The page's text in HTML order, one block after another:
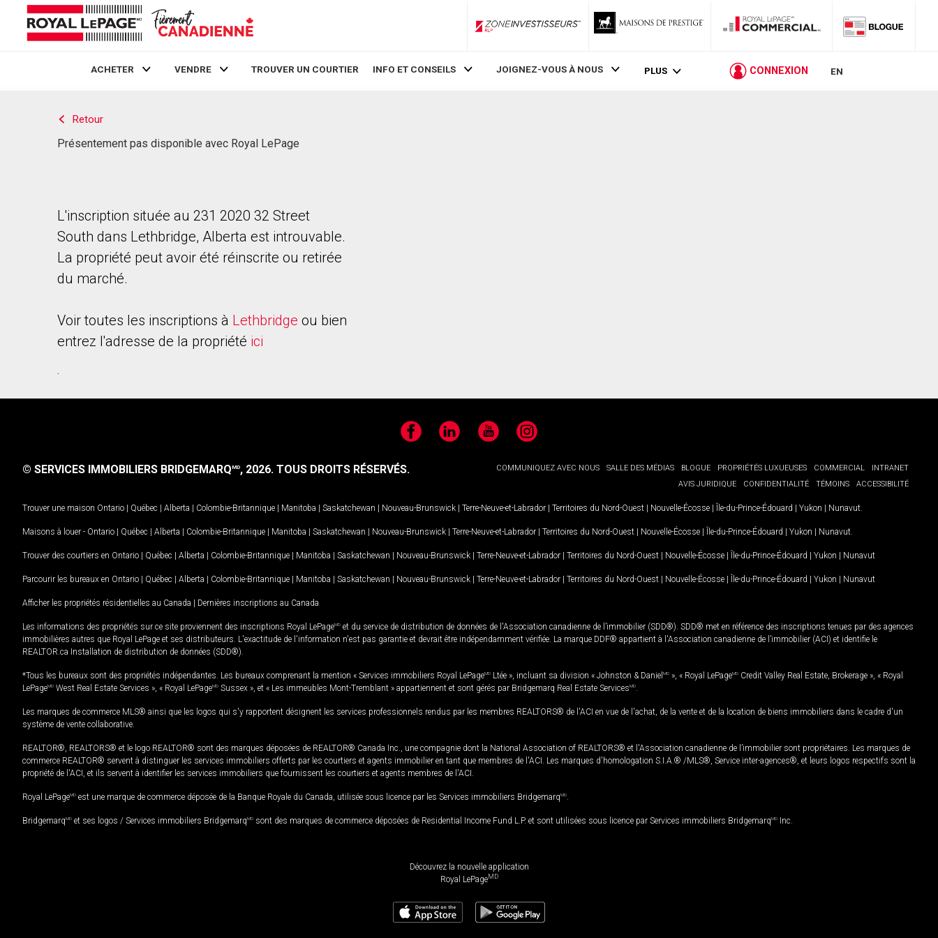
ZoneInvestisseurs RLP
ACHETER VENDRE TROUVER UN COURTIER INFO ET CONSEILS JOIGNEZ-VOUS À NOUS PLUS CONNEXION EN
Retour
Présentement pas disponible avec Royal LePage
L'inscription située au 231 2020 32 Street
South dans Lethbridge, Alberta est introuvable.
La propriété peut avoir été réinscrite ou retirée
du marché.
Voir toutes les inscriptions à Lethbridge ou bien
entrez l'adresse de la propriété ici
.
FacebookLinkedIn YouTubeInstagram
COMMUNIQUEZ AVEC NOUS SALLE DES MÉDIAS BLOGUE PROPRIÉTÉS LUXUEUSES COMMERCIAL
INTRANET
AVIS JURIDIQUE
CONFIDENTIALITÉ TÉMOINS ACCESSIBILITÉ
© SERVICES IMMOBILIERS BRIDGEMARQMD, 2026. TOUS DROITS RÉSERVÉS.
Trouver une maison Ontario | Québec | Alberta | Colombie-Britannique | Manitoba | Saskatchewan | Nouveau-Brunswick | Terre-Neuve-et-Labrador | Territoires du Nord-Ouest | Nouvelle-Écosse | Île-du-Prince-Édouard | Yukon | Nunavut
Maisons à louer - Ontario | Québec | Alberta | Colombie-Britannique | Manitoba | Saskatchewan | Nouveau-Brunswick | Terre-Neuve-et-Labrador | Territoires du Nord-Ouest | Nouvelle-Écosse | Île-du-Prince-Édouard | Yukon | Nunavut
Trouver des courtiers en Ontario | Québec | Alberta | Colombie-Britannique | Manitoba | Saskatchewan | Nouveau-Brunswick | Terre-Neuve-et-Labrador | Territoires du Nord-Ouest | Nouvelle-Écosse | Île-du-Prince-Édouard | Yukon | Nunavut
Parcourir les bureaux en Ontario | Québec | Alberta | Colombie-Britannique | Manitoba | Saskatchewan | Nouveau-Brunswick | Terre-Neuve-et-Labrador | Territoires du Nord-Ouest | Nouvelle-Écosse | Île-du-Prince-Édouard | Yukon | Nunavut
Afficher les propriétés résidentielles au Canada | Dernières inscriptions au Canada
Les informations des propriétés sur ce site proviennent des inscriptions Royal LePageMD et du service de distribution de données de l'Association canadienne de l’immobilier (SDD®). SDD® met en référence des inscriptions tenues par des agences
immobilières autres que Royal LePage et ses distributeurs. L'exactitude de l'information n'est pas garantie et devrait être indépendamment vérifiée. La marque DDF® appartient à l'Association canadienne de l’immobilier (ACI) et identifie le
REALTOR.ca Installation de distribution de données (SDD®).
*Tous les bureaux sont des propriétés indépendantes. Les bureaux comprenant la mention « Services immobiliers Royal LePageMD Ltée », incluant sa division « Johnston & Daniel MD », « Royal LePageMD Credit Valley Real Estate, Brokerage », « Royal
LePageMD West Real Estate Services », « Royal LePageMD Sussex », et « Les immeubles Mont-Tremblant » appartiennent et sont gérés par Bridgemarq Real Estate ServicesMD
Les marques de commerce MLS® ainsi que les logos qui s'y rapportent désignent les services professionnels rendus par les membres REALTORS® de l'ACI en vue de l'achat, de la vente et de la location de biens immobiliers dans le cadre d'un
système de vente collaborative.
REALTOR®, REALTORS® et le logo REALTOR® sont des marques déposées de REALTOR® Canada Inc., une compagnie dont la National Association of REALTORS® et l'Association canadienne de l’immobilier sont propriétaires. Les marques de
commerce REALTOR® servent à distinguer les services immobiliers offerts par les courtiers et agents immobilier en tant que membres de l'ACI. Les marques d'homologation S.I.A.® /MLS®, Service inter-agences®, et leurs logos respectifs sont la
propriété de l'ACI, et ils servent à identifier les services immobiliers que fournissent les courtiers et agents membres de l'ACI.
Royal LePageMD est une marque de commerce déposée de la Banque Royale du Canada, utilisée sous licence par les Services immobiliers BridgemarqMD
BridgemarqMD et ses logos / Services immobiliers BridgemarqMD sont des marques de commerce déposées de Residential Income Fund L.P. et sont utilisées sous licence par Services immobiliers BridgemarqMD Inc.
Découvrez la nouvelle application
Royal LePageMD